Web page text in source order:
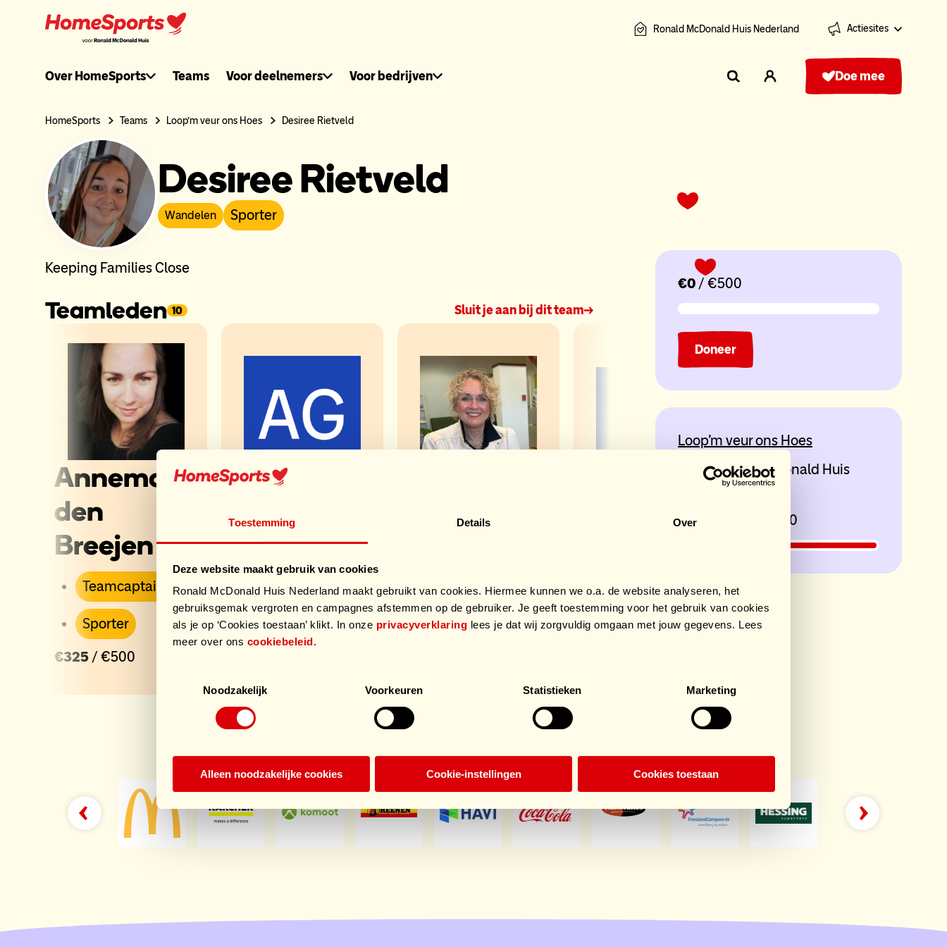
Toestemming Details Over
Deze website maakt gebruik van cookies
Ronald McDonald Huis Nederland maakt gebruikt van cookies. Hiermee kunnen we o.a. de website analyseren, het
gebruiksgemak vergroten en campagnes afstemmen op de gebruiker. Je geeft toestemming voor het gebruik van cookies
als je op ‘Cookies toestaan’ klikt. In onze privacyverklaring lees je dat wij zorgvuldig omgaan met jouw gegevens. Lees
meer over ons cookiebeleid.
Noodzakelijk
Voorkeuren Statistieken Marketing
Alleen noodzakelijke cookies Cookie-instellingen Cookies toestaan
Ronald McDonald Huis Nederland Actiesites
Ronaldmcdonaldhuis.nl
header
menu
Over HomeSports Teams Voor deelnemers Voor bedrijven Doe mee
HomeSports Teams Loop'm veur ons Hoes Desiree Rietveld
Desiree Rietveld
Wandelen Sporter
Keeping Families Close
Teamleden 10
Annemarie
den
Breejen
Teamcaptain
Sporter
€325 / €500
van
Ginkel
Begeleider
€0/ €0
van
Sporter
Sporter
€178/ €750
Johanna
Snaphaan
- den
Breejen
Sluit je aan bij dit team
€0 / €500
Doneer
Loop'm veur ons Hoes
Voor Ronald McDonald Huis
Groningen
€8.623,46
/ €7.500
Sponsors HomeSports